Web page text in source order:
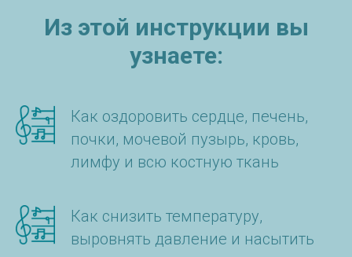
Из этой инструкции вы
узнаете:
Как оздоровить сердце, печень,
почки, мочевой пузырь, кровь,
лимфу и всю костную ткань
Как снизить температуру,
выровнять давление и насытить